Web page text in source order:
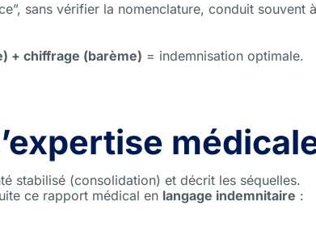
sans vérifier la nomenclature, conduit souvent
+ chiffrage (barème) = indemnisation optimale.
stabilisé (consolidation) et décrit les séquelles.
ce rapport médical en langage indemnitaire :